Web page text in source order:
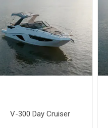
V-300 Day Cruiser